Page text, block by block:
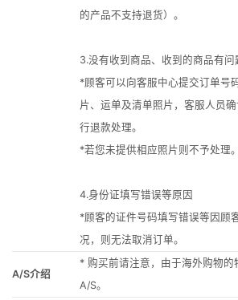
的产品不支持退货）。
3.没有收到商品、收到的商品有问
*顾客可以向客服中心提交订单号
片、运单及清单照片，客服人员
行退款处理。
*若您未提供相应照片则不予处理。
4.身份证填写错误等原因
*顾客的证件号码填写错误等因顾
况，则无法取消订单。
A/S介绍
* 购买前请注意，由于海外购物的
A/S。